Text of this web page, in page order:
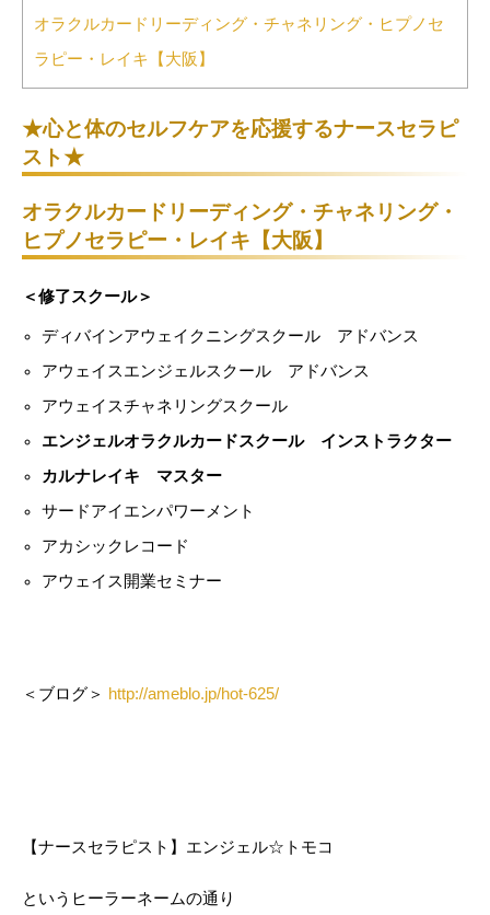
オラクルカードリーディング・チャネリング・ヒプノセ
ラピー・レイキ【大阪】
★心と体のセルフケアを応援するナースセラピ
スト★
オラクルカードリーディング・チャネリング・
ヒプノセラピー・レイキ【大阪】
＜修了スクール＞
ディバインアウェイクニングスクール アドバンス
アウェイスエンジェルスクール アドバンス
アウェイスチャネリングスクール
エンジェルオラクルカードスクール インストラクター
カルナレイキ マスター
サードアイエンパワーメント
アカシックレコード
アウェイス開業セミナー
＜ブログ＞ http://ameblo.jp/hot-625/
【ナースセラピスト】エンジェル☆トモコ
というヒーラーネームの通り